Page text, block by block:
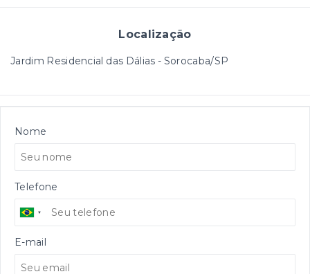
Localização
Jardim Residencial das Dálias - Sorocaba/SP
Nome
Telefone
E-mail